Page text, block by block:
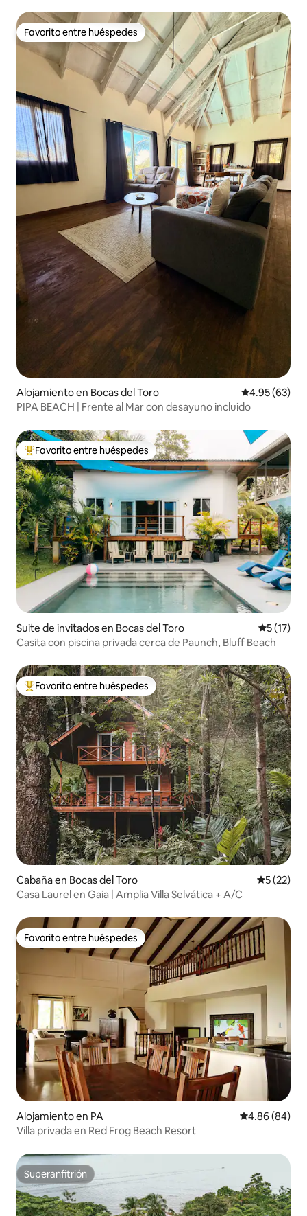
Favorito entre huéspedes
Favorito entre huéspedes
Alojamiento en Bocas del Toro Calificación
4.95 (63)
PIPA BEACH | Frente al Mar con desayuno incluido
Favorito entre huéspedes preferido
Favorito entre huéspedes
Suite de invitados en Bocas del Toro
5 (17)
Casita con piscina privada cerca de Paunch, Bluff Beach
Favorito entre huéspedes preferido
Favorito entre huéspedes
Cabaña en Bocas del Toro
5 (22)
Casa Laurel en Gaia | Amplia Villa Selvática + A/C
Favorito entre huéspedes
Favorito entre huéspedes
Alojamiento en PA Calificación
4.86 (84)
Villa privada en Red Frog Beach Resort
Superanfitrión
Superanfitrión